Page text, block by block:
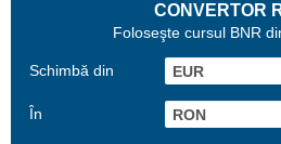
CONVERTOR
Foloseşte cursul BNR
Schimbă din
În